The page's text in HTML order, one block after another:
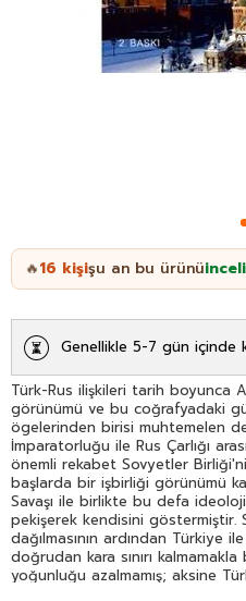
🔥16 kişişu an bu ürünü
Genellikle 5-7 gün içinde
Türk-Rus ilişkileri tarih boyunca
görünümü ve bu coğrafyadaki
ögelerinden birisi muhtemelen
İmparatorluğu ile Rus Çarlığı
önemli rekabet Sovyetler
başlarda bir işbirliği görünümü
Savaşı ile birlikte bu defa
pekişerek kendisini göstermiştir.
dağılmasının ardından Türkiye
doğrudan kara sınırı
yoğunluğu azalmamış; aksine